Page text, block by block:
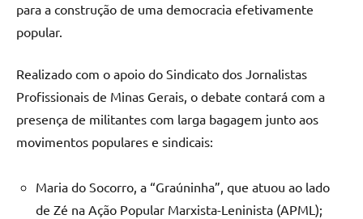
para a construção de uma democracia efetivamente
popular.
Realizado com o apoio do Sindicato dos Jornalistas
Profissionais de Minas Gerais, o debate contará com a
presença de militantes com larga bagagem junto aos
movimentos populares e sindicais:
Maria do Socorro, a “Graúninha”, que atuou ao lado
de Zé na Ação Popular Marxista-Leninista (APML);